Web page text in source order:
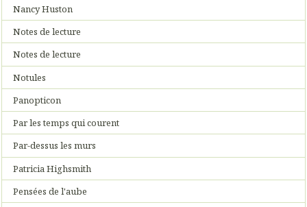
Nancy Huston
Notes de lecture
Notes de lecture
Notules
Panopticon
Par les temps qui courent
Par-dessus les murs
Patricia Highsmith
Pensées de l'aube